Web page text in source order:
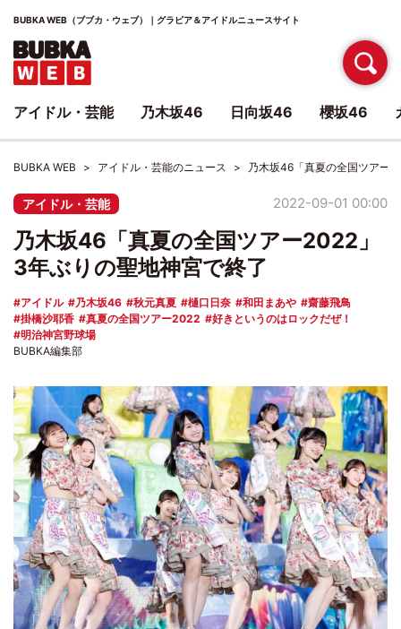
BUBKA WEB（ブブカ・ウェブ）｜グラビア＆アイドルニュースサイト
BUBKA WEB アイドル・芸能のニュース 乃木坂46「真夏の全国ツアー
アイドル・芸能 2022-09-01 00:00
乃木坂46「真夏の全国ツアー2022」
3年ぶりの聖地神宮で終了
アイドル 乃木坂46 秋元真夏 樋口日奈 和田まあや
齋藤飛鳥
掛橋沙耶香
真夏の全国ツアー2022
好きというのはロックだぜ！
明治神宮野球場
BUBKA編集部
アイドル・芸能 乃木坂46 日向坂46 櫻坂46